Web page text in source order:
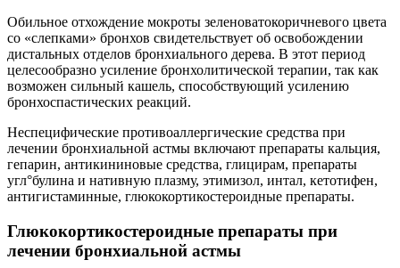
Обильное отхождение мокроты зеленоватокоричневого цвета
со «слепками» бронхов свидетельствует об освобождении
дистальных отделов бронхиального дерева. В этот период
целесообразно усиление бронхолитической терапии, так как
возможен сильный кашель, способствующий усилению
бронхоспастических реакций.
Неспецифические противоаллергические средства при
лечении бронхиальной астмы включают препараты кальция,
гепарин, антикининовые средства, глицирам, препараты
угл°булина и нативную плазму, этимизол, интал, кетотифен,
антигистаминные, глюкокортикостероидные препараты.
Глюкокортикостероидные препараты при
лечении бронхиальной астмы